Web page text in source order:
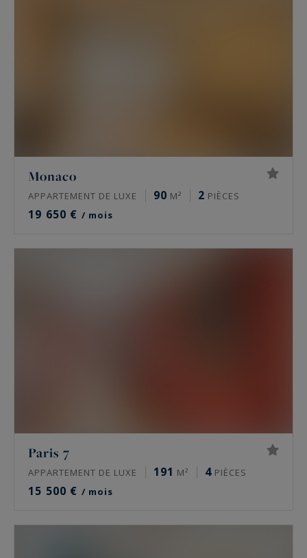
Monaco
APPARTEMENT DE LUXE 90 M² 2 PIÈCES
19 650 € / mois
Paris 7
APPARTEMENT DE LUXE 191 M² 4 PIÈCES
15 500 € / mois